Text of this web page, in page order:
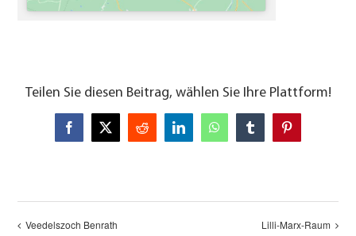
Teilen Sie diesen Beitrag, wählen Sie Ihre Plattform!
Facebook
X Reddit LinkedInWhatsAppTumblrPinterest
Veedelszoch Benrath Lilli-Marx-Raum